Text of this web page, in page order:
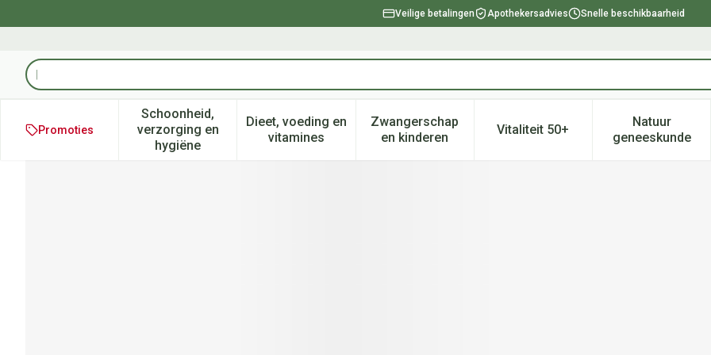
Veilige betalingen Apothekersadvies Snelle beschikbaarheid
Product, merk, categorie...
Promoties
Schoonheid,
verzorging en
hygiëne
Toon submenu voor Schoonheid, verzorging en hygiëne categorie
Dieet, voeding en
vitaminesToon submenu voor Dieet, voeding en vitamines categorie
Zwangerschap
en kinderenToon submenu voor Zwangerschap en kinderen
Vitaliteit 50+Toon submenu voor Vitaliteit
Natuur
geneeskunde
Toon